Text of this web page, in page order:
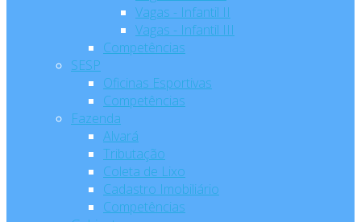
Vagas - Infantil II
Vagas - Infantil III
Competências
SESP
Oficinas Esportivas
Competências
Fazenda
Alvará
Tributação
Coleta de Lixo
Cadastro Imobiliário
Competências